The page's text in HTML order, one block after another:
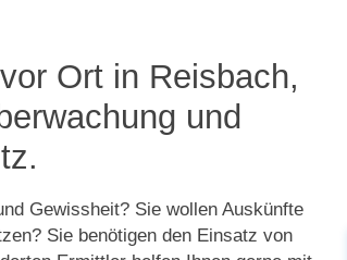
Ort in Reisbach,
und
Gewissheit? Sie wollen Auskünfte
Sie benötigen den Einsatz von